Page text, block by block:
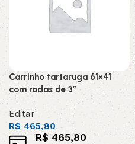
Carrinho tartaruga 61×41
com rodas de 3″
Editar
R$465,80
R$ 465,80